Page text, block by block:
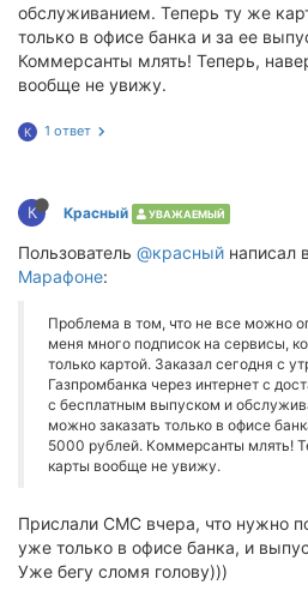
обслуживанием. Теперь ту же
только в офисе банка и за ее
Коммерсанты млять! Теперь,
вообще не увижу.
К 1 ответ
К Красный УВАЖАЕМЫЙ
Пользователь @красный написал в
Марафоне:
Проблема в том, что не все можно
меня много подписок на сервисы,
только картой. Заказал сегодня с
Газпромбанка через интернет с
с бесплатным выпуском и
можно заказать только в офисе
5000 рублей. Коммерсанты млять!
карты вообще не увижу.
Прислали СМС вчера, что нужно
уже только в офисе банка, и
Уже бегу сломя голову)))